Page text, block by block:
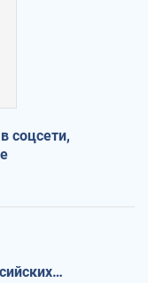
соцсети,